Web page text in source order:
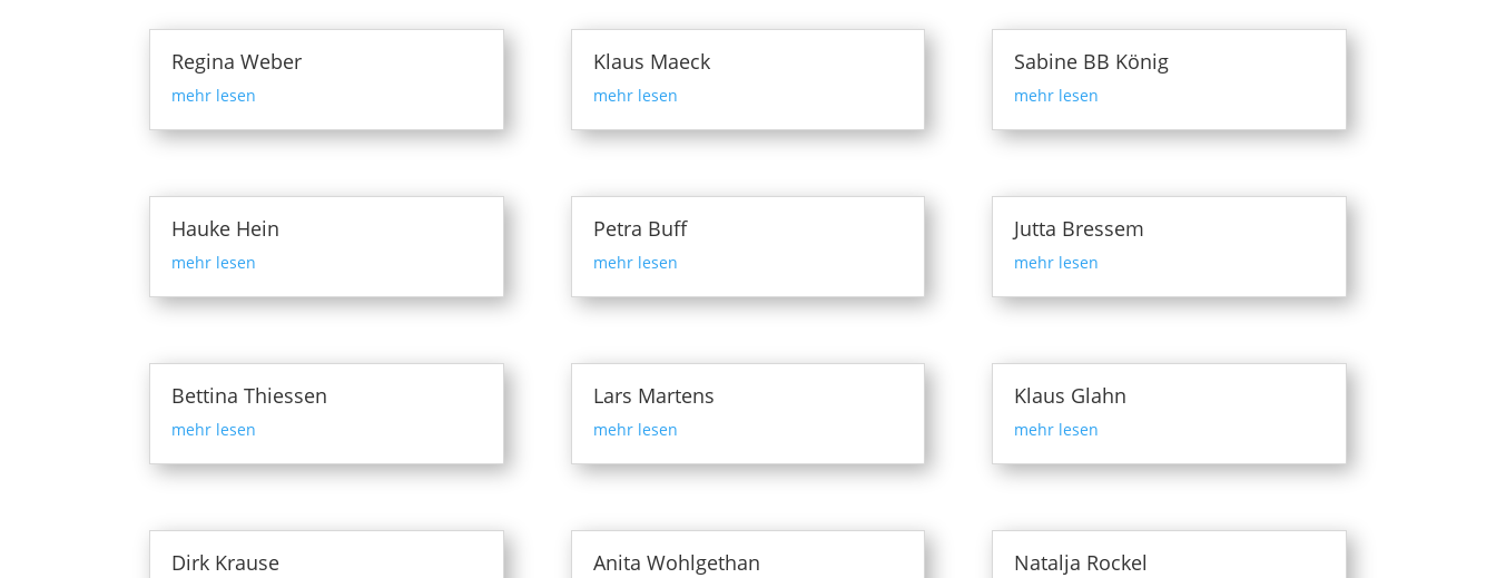
Regina Weber
mehr lesen
Hauke Hein
mehr lesen
Bettina Thiessen
mehr lesen
Dirk Krause
Klaus Maeck
mehr lesen
Petra Buff
mehr lesen
Lars Martens
mehr lesen
Anita Wohlgethan
Sabine BB König
mehr lesen
Jutta Bressem
mehr lesen
Klaus Glahn
mehr lesen
Natalja Rockel